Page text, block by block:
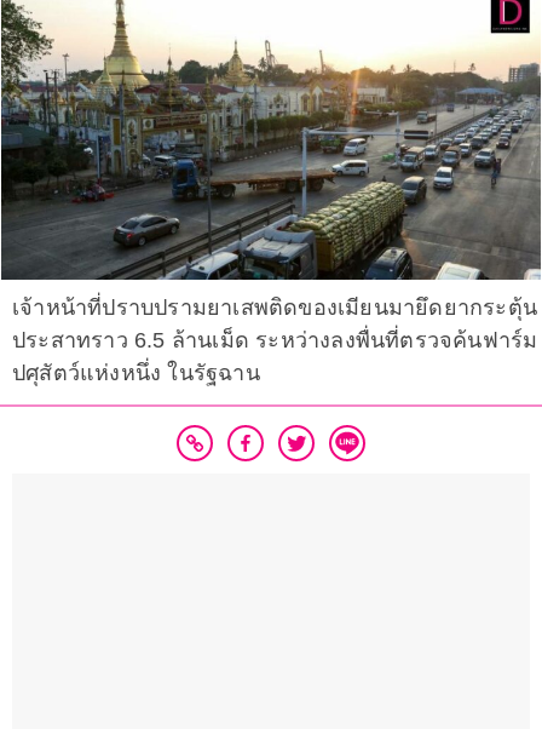
เจ้าหน้าที่ปราบปรามยาเสพติดของเมียนมายึดยากระตุ้น
ประสาทราว 6.5 ล้านเม็ด ระหว่างลงพื่นที่ตรวจค้นฟาร์ม
ปศุสัตว์แห่งหนึ่ง ในรัฐฉาน